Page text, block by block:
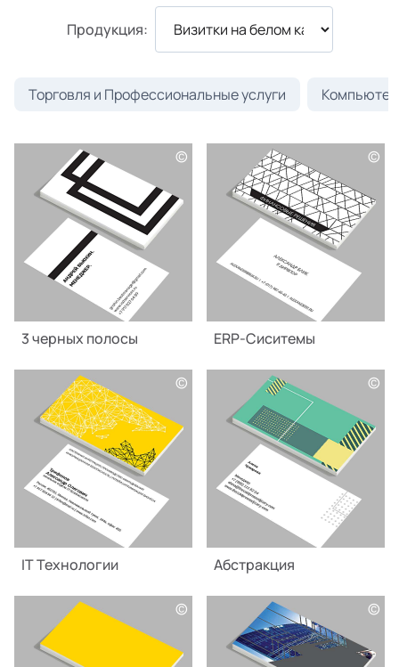
Продукция:
Торговля и Профессиональные услуги
©
3 черных полосы
©
ERP-Сиситемы
©
IT Технологии
©
Абстракция
© ©